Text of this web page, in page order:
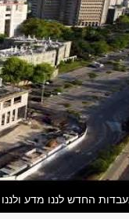
החדש לננו מדע ולננו טכנולוגיה, יולי